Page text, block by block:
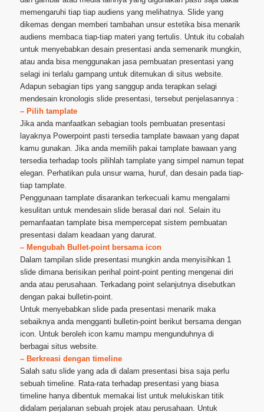
memengaruhi tiap tiap audiens yang melihatnya. Slide yang
dikemas dengan memberi tambahan unsur estetika bisa menarik
audiens membaca tiap-tiap materi yang tertulis. Untuk itu cobalah
untuk menyebabkan desain presentasi anda semenarik mungkin,
atau anda bisa menggunakan jasa pembuatan presentasi yang
selagi ini terlalu gampang untuk ditemukan di situs website.
Adapun sebagian tips yang sanggup anda terapkan selagi
mendesain kronologis slide presentasi, tersebut penjelasannya :
– Pilih tamplate
Jika anda manfaatkan sebagian tools pembuatan presentasi
layaknya Powerpoint pasti tersedia tamplate bawaan yang dapat
kamu gunakan. Jika anda memilih pakai tamplate bawaan yang
tersedia terhadap tools pilihlah tamplate yang simpel namun tepat
elegan. Perhatikan pula unsur warna, huruf, dan desain pada tiap-
tiap tamplate.
Penggunaan tamplate disarankan terkecuali kamu mengalami
kesulitan untuk mendesain slide berasal dari nol. Selain itu
pemanfaatan tamplate bisa mempercepat sistem pembuatan
presentasi dalam keadaan yang darurat.
– Mengubah Bullet-point bersama icon
Dalam tampilan slide presentasi mungkin anda menyisihkan 1
slide dimana berisikan perihal point-point penting mengenai diri
anda atau perusahaan. Terkadang point selanjutnya disebutkan
dengan pakai bulletin-point.
Untuk menyebabkan slide pada presentasi menarik maka
sebaiknya anda mengganti bulletin-point berikut bersama dengan
icon. Untuk beroleh icon kamu mampu mengunduhnya di
berbagai situs website.
– Berkreasi dengan timeline
Salah satu slide yang ada di dalam presentasi bisa saja perlu
sebuah timeline. Rata-rata terhadap presentasi yang biasa
timeline hanya dibentuk memakai list untuk melukiskan titik
didalam perjalanan sebuah projek atau perusahaan. Untuk